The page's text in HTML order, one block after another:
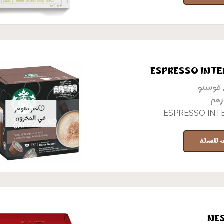
ESPRESSO
غوستو
ESPRESSO
للسلة
غير متوفر
في المخزون